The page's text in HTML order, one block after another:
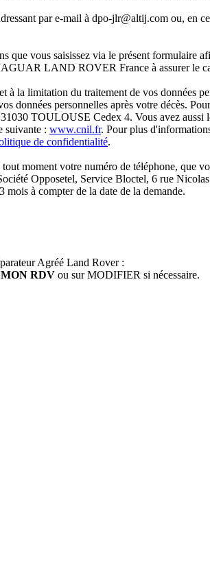
confidentialité, en garantissant la
par e-mail à dpo-jlr@altij.com ou, en
vous saisissez via le présent formulaire
LAND ROVER France à assurer le
la limitation du traitement de vos données
données personnelles après votre décès.
TOULOUSE Cedex 4. Vous avez aussi
suivante : www.cnil.fr. Pour plus
de confidentialité.
moment votre numéro de téléphone, que
Opposetel, Service Bloctel, 6 rue
à compter de la date de la demande.
Agréé Land Rover :
RDV ou sur MODIFIER si nécessaire.